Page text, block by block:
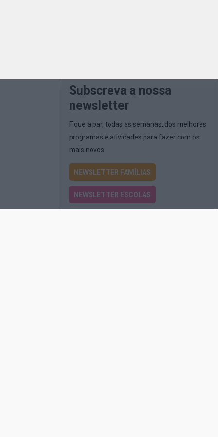
Subscreva a nossa
newsletter
Fique a par, todas as semanas, dos melhores
programas e atividades para fazer com os
mais novos
NEWSLETTER FAMÍLIAS
NEWSLETTER ESCOLAS